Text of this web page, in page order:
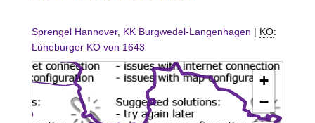
Sprengel Hannover, KK Burgwedel-Langenhagen | KO:
Lüneburger KO von 1643
+
−